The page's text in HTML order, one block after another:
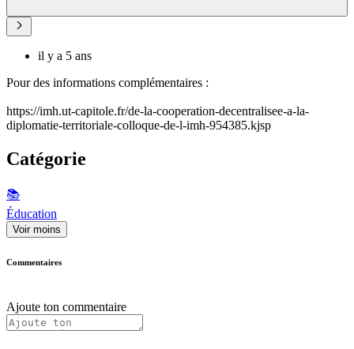
il y a 5 ans
Pour des informations complémentaires :
https://imh.ut-capitole.fr/de-la-cooperation-decentralisee-a-la-
diplomatie-territoriale-colloque-de-l-imh-954385.kjsp
Catégorie
📚
Éducation
Voir moins
Commentaires
Ajoute ton commentaire